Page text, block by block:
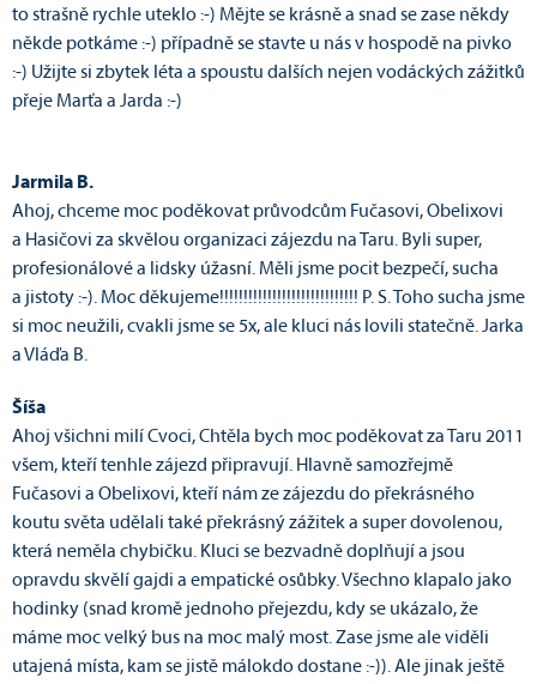
to strašně rychle uteklo :-) Mějte se krásně a snad se zase někdy
někde potkáme :-) případně se stavte u nás v hospodě na pivko
:-) Užijte si zbytek léta a spoustu dalších nejen vodáckých zážitků
přeje Marťa a Jarda :-)
Jarmila B.
Ahoj, chceme moc poděkovat průvodcům Fučasovi, Obelixovi
a Hasičovi za skvělou organizaci zájezdu na Taru. Byli super,
profesionálové a lidsky úžasní. Měli jsme pocit bezpečí, sucha
a jistoty :-). Moc děkujeme!!!!!!!!!!!!!!!!!!!!!!!!!!!!! P. S. Toho sucha jsme
si moc neužili, cvakli jsme se 5x, ale kluci nás lovili statečně. Jarka
a Vláďa B.
Šíša
Ahoj všichni milí Cvoci, Chtěla bych moc poděkovat za Taru 2011
všem, kteří tenhle zájezd připravují. Hlavně samozřejmě
Fučasovi a Obelixovi, kteří nám ze zájezdu do překrásného
koutu světa udělali také překrásný zážitek a super dovolenou,
která neměla chybičku. Kluci se bezvadně doplňují a jsou
opravdu skvělí gajdi a empatické osůbky. Všechno klapalo jako
hodinky (snad kromě jednoho přejezdu, kdy se ukázalo, že
máme moc velký bus na moc malý most. Zase jsme ale viděli
utajená místa, kam se jistě málokdo dostane :-)). Ale jinak ještě